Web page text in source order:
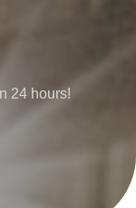
24 hours!